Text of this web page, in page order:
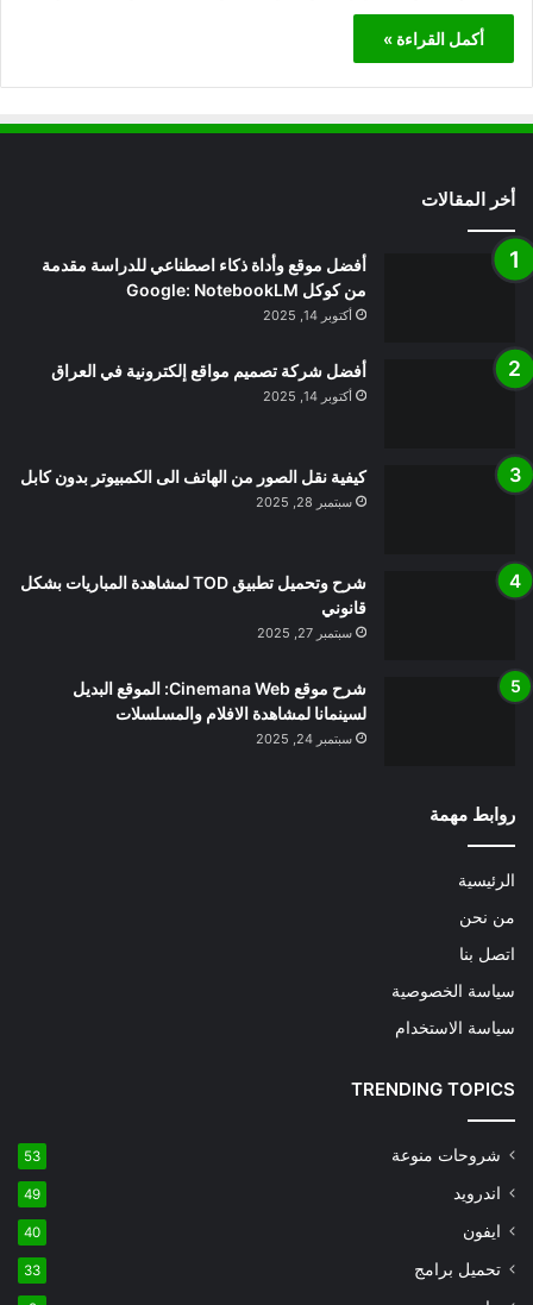
أكمل القراءة »
أخر المقالات
أفضل موقع وأداة ذكاء اصطناعي للدراسة مقدمة
من كوكل Google: NotebookLM
أكتوبر 14, 2025
أفضل شركة تصميم مواقع إلكترونية في العراق
أكتوبر 14, 2025
كيفية نقل الصور من الهاتف الى الكمبيوتر بدون كابل
سبتمبر 28, 2025
شرح وتحميل تطبيق TOD لمشاهدة المباريات بشكل
قانوني
سبتمبر 27, 2025
شرح موقع Cinemana Web: الموقع البديل
لسينمانا لمشاهدة الافلام والمسلسلات
سبتمبر 24, 2025
روابط مهمة
الرئيسية
من نحن
اتصل بنا
سياسة الخصوصية
سياسة الاستخدام
TRENDING TOPICS
شروحات منوعة 53
اندرويد 49
ايفون 40
تحميل برامج 33